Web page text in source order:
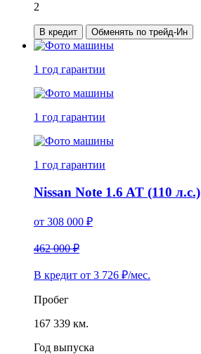
2
В кредит Обменять по трейд-Ин
1 год гарантии
1 год гарантии
1 год гарантии
Nissan Note 1.6 AT (110 л.с.)
от 308 000 ₽
462 000 ₽
В кредит от 3 726 ₽/мес.
Пробег
167 339 км.
Год выпуска